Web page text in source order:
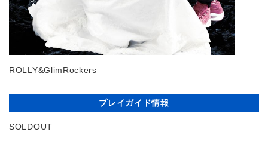
ROLLY&GlimRockers
プレイガイド情報
SOLDOUT